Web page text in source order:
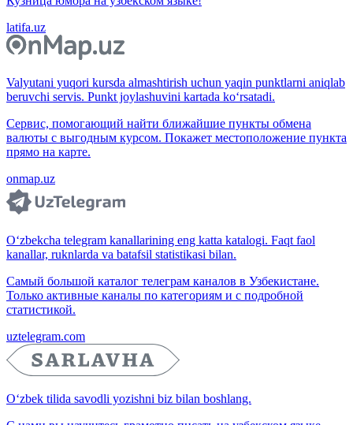
latifa.uz
Valyutani yuqori kursda almashtirish uchun yaqin punktlarni aniqlab
beruvchi servis. Punkt joylashuvini kartada ko‘rsatadi.
Сервис, помогающий найти ближайшие пункты обмена
валюты с выгодным курсом. Покажет местоположение пункта
прямо на карте.
onmap.uz
O‘zbekcha telegram kanallarining eng katta katalogi. Faqt faol
kanallar, ruknlarda va batafsil statistikasi bilan.
Самый большой каталог телеграм каналов в Узбекистане.
Только активные каналы по категориям и с подробной
статистикой.
uztelegram.com
O‘zbek tilida savodli yozishni biz bilan boshlang.